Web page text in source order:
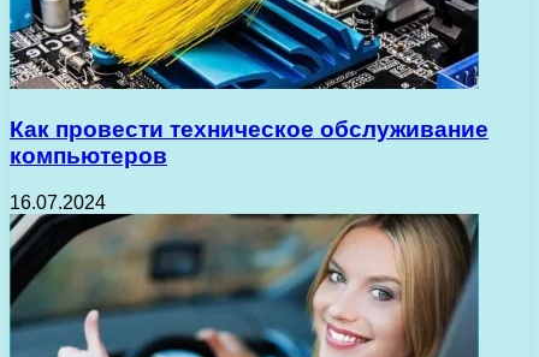
Как провести техническое обслуживание
компьютеров
16.07.2024